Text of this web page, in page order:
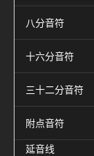
八分音符
十六分音符
三十二分音符
附点音符
延音线